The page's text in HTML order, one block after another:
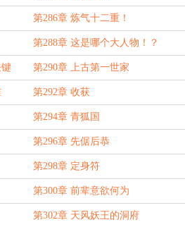
第286章 炼气十二重！
第288章 这是哪个大人物！？
第290章 上古第一世家
第292章 收获
第294章 青狐国
第296章 先倨后恭
第298章 定身符
第300章 前辈意欲何为
第302章 天风妖王的洞府